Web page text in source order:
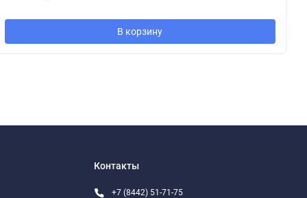
В корзину
Контакты
+7 (8442) 51-71-75